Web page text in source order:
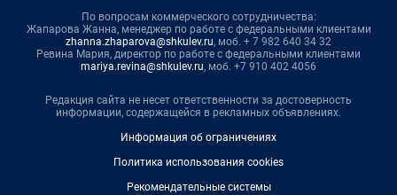
По вопросам коммерческого сотрудничества:
Жапарова Жанна, менеджер по работе с федеральными клиентами
zhanna.zhaparova@shkulev.ru, моб. + 7 982 640 34 32
Ревина Мария, директор по работе с федеральными клиентами
mariya.revina@shkulev.ru, моб. +7 910 402 4056
Редакция сайта не несет ответственности за достоверность
информации, содержащейся в рекламных объявлениях.
Информация об ограничениях
Политика использования cookies
Рекомендательные системы